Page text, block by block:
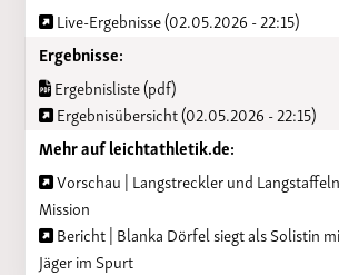
Live-Ergebnisse (02.05.2026 - 22:15)
Ergebnisse:
Ergebnisliste (pdf)
Ergebnisübersicht (02.05.2026 - 22:15)
Mehr auf leichtathletik.de:
Vorschau | Langstreckler und
Mission
Bericht | Blanka Dörfel siegt als Solistin
Jäger im Spurt